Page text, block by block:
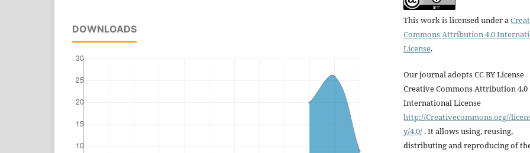
DOWNLOADS
This work is licensed under a
Commons Attribution 4.0
License.
Our journal adopts CC BY License
Creative Commons Attribution 4.0
International License
http://Creativecommons.org//
y/4.0/ . It allows using, reusing,
distributing and reproducing of